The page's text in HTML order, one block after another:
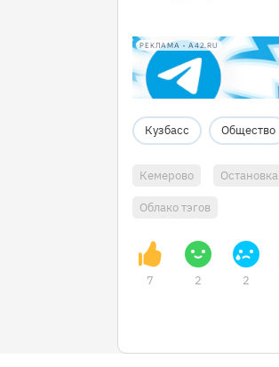
РЕКЛАМА • A42.RU
Кузбасс Общество
Кемерово Остановка
Облако тэгов
7 2 2